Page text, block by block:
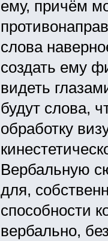
ему, причём
слова
создать ему
видеть
будут слова,
обработку
Вербальную
для,
способности
вербально,